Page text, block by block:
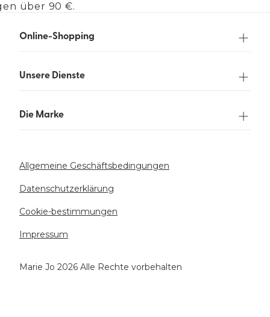
über 90 €.
Online-Shopping
Unsere Dienste
Die Marke
Allgemeine Geschäftsbedingungen
Datenschutzerklärung
Cookie-bestimmungen
Impressum
Marie Jo 2026 Alle Rechte vorbehalten